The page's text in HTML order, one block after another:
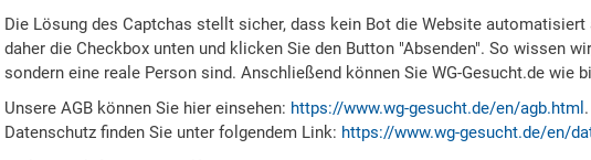
Die Lösung des Captchas stellt sicher, dass kein Bot die Website
daher die Checkbox unten und klicken Sie den Button "Absenden". So wissen
sondern eine reale Person sind. Anschließend können Sie WG-Gesucht.de wie
Unsere AGB können Sie hier einsehen: https://www.wg-gesucht.de/en/agb.html
Datenschutz finden Sie unter folgendem Link: https://www.wg-gesucht.de/en/